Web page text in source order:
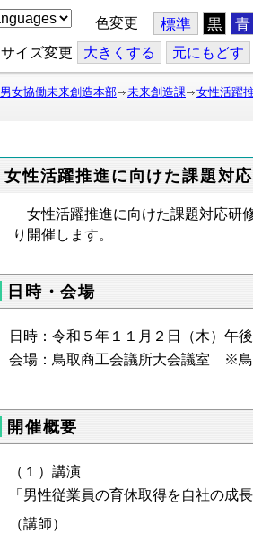
色変更 標準 黒 青
サイズ変更 大きくする 元にもどす
男女協働未来創造本部 未来創造課
女性活躍
女性活躍推進に向けた課題対
女性活躍推進に向けた課題対応研
り開催します。
日時・会場
日時：令和５年１１月２日（木）午
会場：鳥取商工会議所大会議室 ※鳥
開催概要
（１）講演
「男性従業員の育休取得を自社の成
（講師）